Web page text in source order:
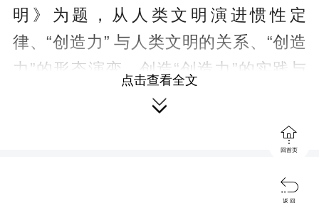
明》为题，从人类文明演进惯性定
律、“创造力” 与人类文明的关系、“创造
力”的形态演变、创造“创造力”的实践与
探索等四个方面作了深入浅出的讲解，
并结合工作实际介绍了人体蛋白质组学
现职省领导，省直各单位、驻长省
点击查看全文


回首页

返 回